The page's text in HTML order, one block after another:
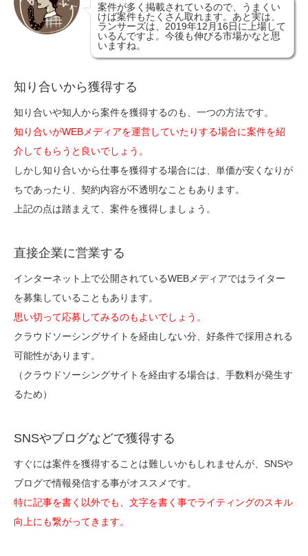
案件が多く掲載されているので、うまくい
けば案件もたくさん取れます。あと実は、
ランサーズは、2019年12月16日に上場して
いるんですよ。今後も伸びる市場かなと思
いますね。
知り合いから獲得する
知り合いや知人から案件を獲得するのも、一つの方法です。
知り合いがWEBメディアを運営していたりする場合に案件を紹
介してもらうと良いでしょう。
しかし知り合いから仕事を獲得する場合には、単価が安くなりが
ちであったり、契約内容が不透明なこともあります。
上記の点は踏まえて、案件を獲得しましょう。
直接企業に営業する
インターネット上で公開されているWEBメディアではライター
を募集していることもあります。
思い切って応募してみるのもよいでしょう。
クラウドソーシングサイトを経由しない分、好条件で採用される
可能性があります。
（クラウドソーシングサイトを経由する場合は、手数料が発生す
るため）
SNSやブログなどで獲得する
すぐには案件を獲得することは難しいかもしれませんが、SNSや
ブログで情報発信する事がオススメです。
特に記事を書く以外でも、文字を書く事でライティングのスキル
向上にも繋がってきます。